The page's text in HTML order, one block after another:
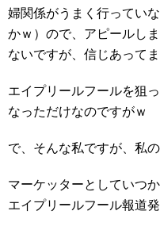
婦関係がうまく行ってい
かｗ）ので、アピールし
ないですが、信じあって
エイプリールフールを狙
なっただけなのですがｗ
で、そんな私ですが、私
マーケッターとしていつ
エイプリールフール報道発